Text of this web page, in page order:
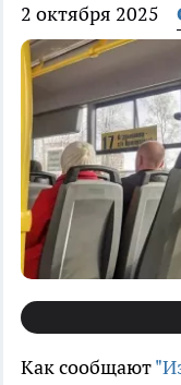
2 октября 2025
Как сообщают